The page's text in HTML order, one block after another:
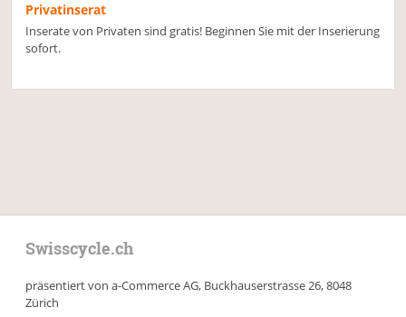
Privatinserat
Inserate von Privaten sind gratis! Beginnen Sie mit der Inserierung
sofort.
Swisscycle.ch
präsentiert von a-Commerce AG, Buckhauserstrasse 26, 8048
Zürich